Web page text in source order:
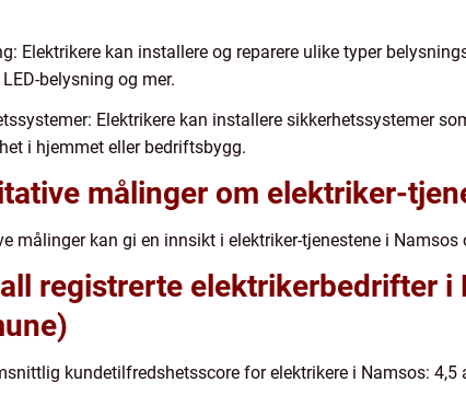
Elektrikere kan installere og reparere ulike typer
belysning og mer.
Elektrikere kan installere sikkerhetssystemer
i hjemmet eller bedriftsbygg.
målinger om elektriker-
målinger kan gi en innsikt i elektriker-tjenestene i Namsos
registrerte elektrikerbedrifter i
kundetilfredshetsscore for elektrikere i Namsos: